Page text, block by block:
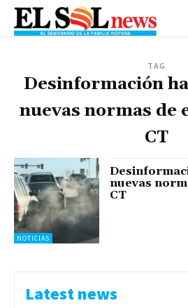
TAG
Desinformación
nuevas normas de
CT
NOTICIAS
nuevas
CT
Latest news